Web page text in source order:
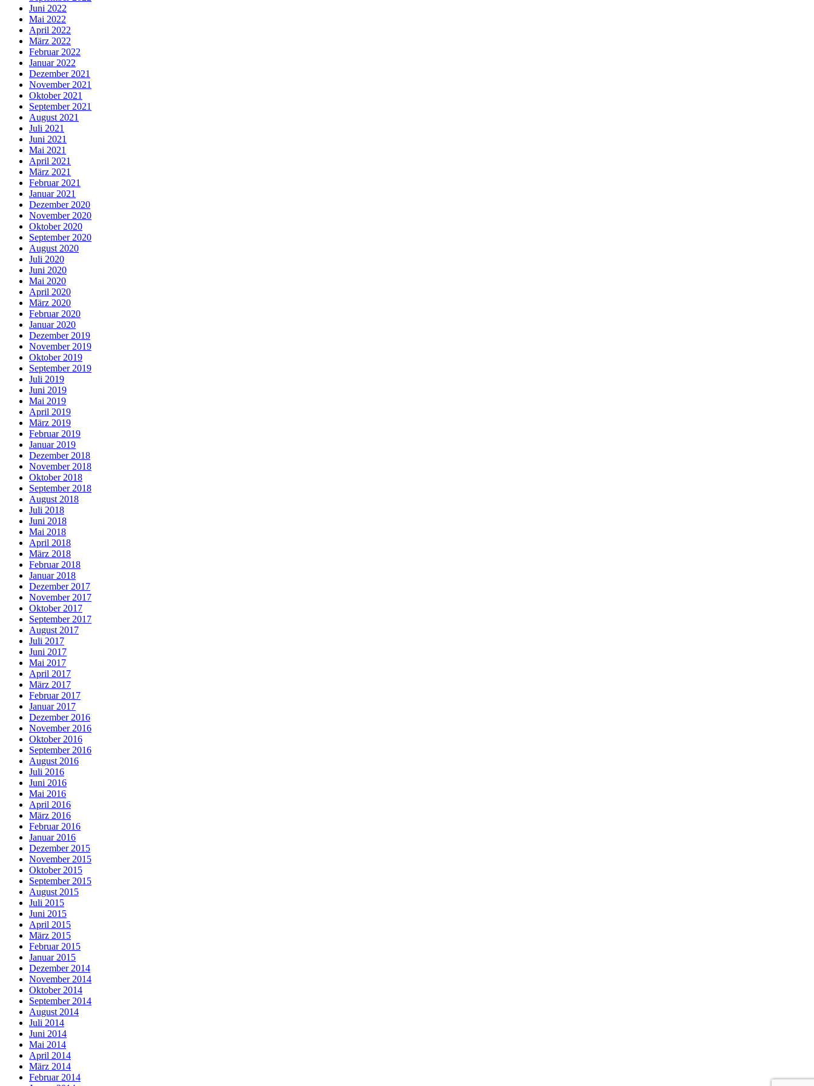
Juni 2022
Mai 2022
April 2022
März 2022
Februar 2022
Januar 2022
Dezember 2021
November 2021
Oktober 2021
September 2021
August 2021
Juli 2021
Juni 2021
Mai 2021
April 2021
März 2021
Februar 2021
Januar 2021
Dezember 2020
November 2020
Oktober 2020
September 2020
August 2020
Juli 2020
Juni 2020
Mai 2020
April 2020
März 2020
Februar 2020
Januar 2020
Dezember 2019
November 2019
Oktober 2019
September 2019
Juli 2019
Juni 2019
Mai 2019
April 2019
März 2019
Februar 2019
Januar 2019
Dezember 2018
November 2018
Oktober 2018
September 2018
August 2018
Juli 2018
Juni 2018
Mai 2018
April 2018
März 2018
Februar 2018
Januar 2018
Dezember 2017
November 2017
Oktober 2017
September 2017
August 2017
Juli 2017
Juni 2017
Mai 2017
April 2017
März 2017
Februar 2017
Januar 2017
Dezember 2016
November 2016
Oktober 2016
September 2016
August 2016
Juli 2016
Juni 2016
Mai 2016
April 2016
März 2016
Februar 2016
Januar 2016
Dezember 2015
November 2015
Oktober 2015
September 2015
August 2015
Juli 2015
Juni 2015
April 2015
März 2015
Februar 2015
Januar 2015
Dezember 2014
November 2014
Oktober 2014
September 2014
August 2014
Juli 2014
Juni 2014
Mai 2014
April 2014
März 2014
Februar 2014